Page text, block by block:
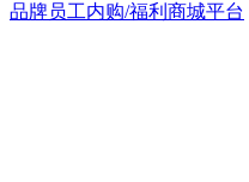
品牌员工内购/福利商城平台